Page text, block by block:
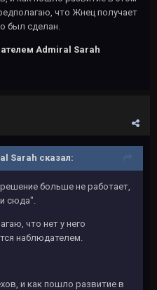
что Жнец получает
был сделан.
Admiral Sarah
Sarah сказал:
больше не работает,
сюда".
что нет у него
наблюдателем.
и как пошло развитие в